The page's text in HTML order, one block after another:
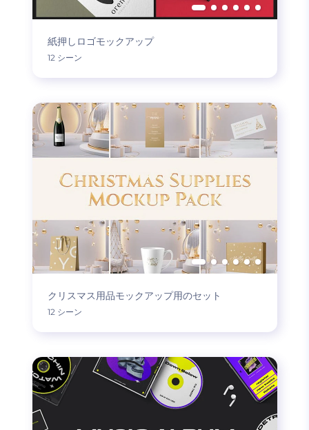
紙押しロゴモックアップ
12 シーン
クリスマス用品モックアップ用のセット
12 シーン